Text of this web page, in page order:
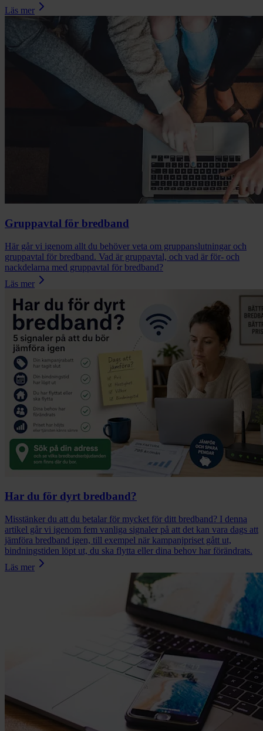
Läs mer
Gruppavtal för bredband
Här går vi igenom allt du behöver veta om gruppanslutningar och
gruppavtal för bredband. Vad är gruppavtal, och vad är för- och
nackdelarna med gruppavtal för bredband?
Läs mer
Har du för dyrt bredband?
Misstänker du att du betalar för mycket för ditt bredband? I denna
artikel går vi igenom fem vanliga signaler på att det kan vara dags att
jämföra bredband igen, till exempel när kampanjpriset gått ut,
bindningstiden löpt ut, du ska flytta eller dina behov har förändrats.
Läs mer